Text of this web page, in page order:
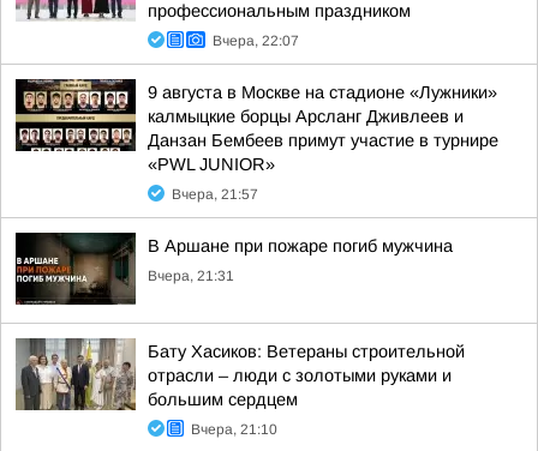
профессиональным праздником
Вчера, 22:07
9 августа в Москве на стадионе «Лужники»
калмыцкие борцы Арсланг Дживлеев и
Данзан Бембеев примут участие в турнире
«PWL JUNIOR»
Вчера, 21:57
В Аршане при пожаре погиб мужчина
Вчера, 21:31
Бату Хасиков: Ветераны строительной
отрасли – люди с золотыми руками и
большим сердцем
Вчера, 21:10